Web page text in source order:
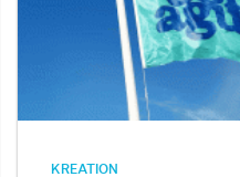
KREATION